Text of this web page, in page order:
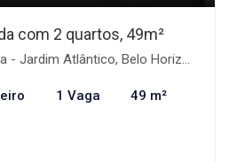
com 2 quartos, 49m²
Atlântico, Belo Horizonte-MG
1 Vaga 49 m²